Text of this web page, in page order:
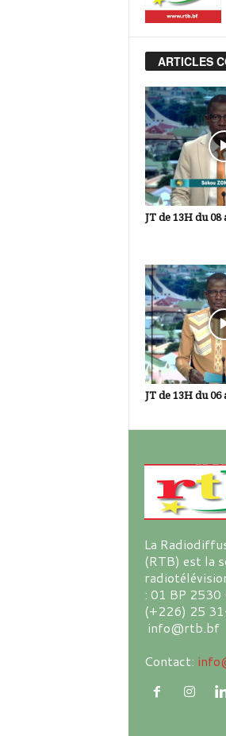
ARTICLES
JT de 13H du 08
JT de 13H du 06
La
(RTB) est la
: 01 BP 2530
(+226) 25
info@rtb.bf
Contact: